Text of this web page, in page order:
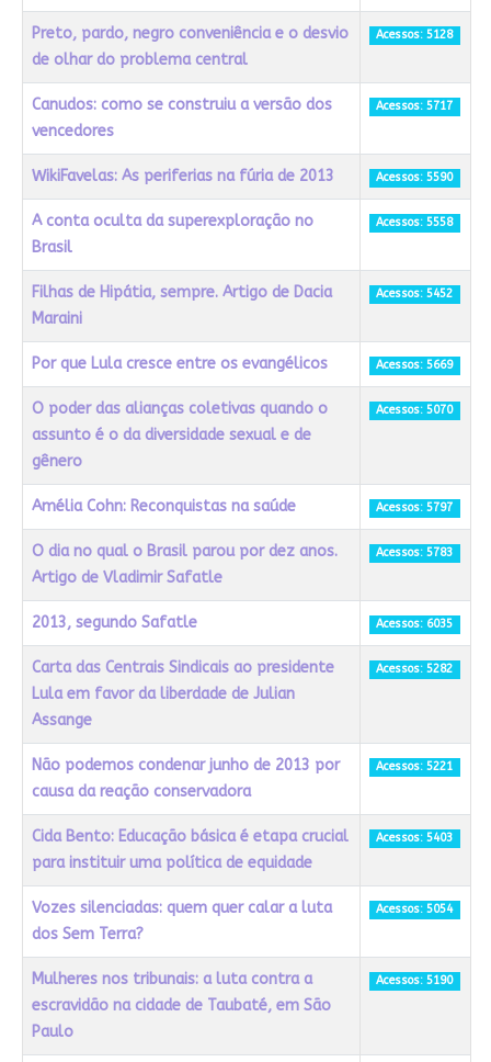
Preto, pardo, negro conveniência e o desvio
de olhar do problema central
Acessos: 5128
Canudos: como se construiu a versão dos
vencedores
Acessos: 5717
WikiFavelas: As periferias na fúria de 2013 Acessos: 5590
A conta oculta da superexploração no
Brasil
Acessos: 5558
Filhas de Hipátia, sempre. Artigo de Dacia
Maraini
Acessos: 5452
Por que Lula cresce entre os evangélicos Acessos: 5669
O poder das alianças coletivas quando o
assunto é o da diversidade sexual e de
gênero
Acessos: 5070
Amélia Cohn: Reconquistas na saúde Acessos: 5797
O dia no qual o Brasil parou por dez anos.
Artigo de Vladimir Safatle
Acessos: 5783
2013, segundo Safatle Acessos: 6035
Carta das Centrais Sindicais ao presidente
Lula em favor da liberdade de Julian
Assange
Acessos: 5282
Não podemos condenar junho de 2013 por
causa da reação conservadora
Acessos: 5221
Cida Bento: Educação básica é etapa crucial
para instituir uma política de equidade
Acessos: 5403
Vozes silenciadas: quem quer calar a luta
dos Sem Terra?
Acessos: 5054
Mulheres nos tribunais: a luta contra a
escravidão na cidade de Taubaté, em São
Paulo
Acessos: 5190